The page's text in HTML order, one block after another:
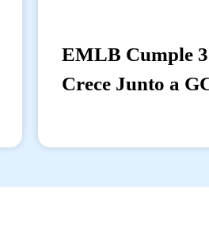
EMLB Cumple
Crece Junto a